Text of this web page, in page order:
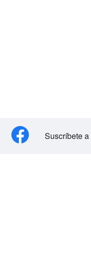
Suscríbete a